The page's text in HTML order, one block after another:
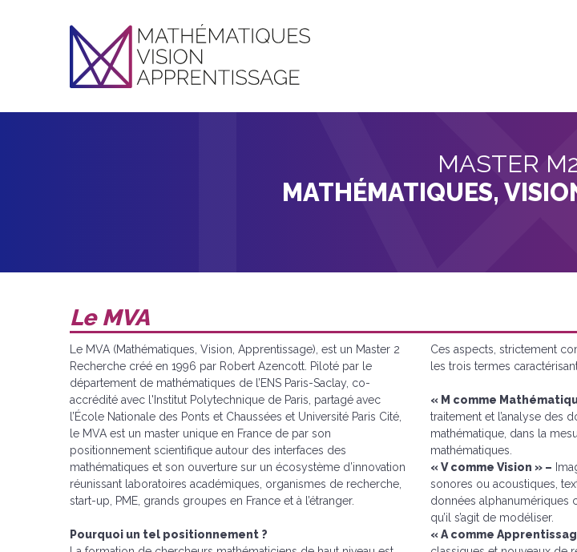
MASTER
MATHÉMATIQUES,
Le MVA
Le MVA (Mathématiques, Vision, Apprentissage), est un Master 2
Recherche créé en 1996 par Robert Azencott. Piloté par le
département de mathématiques de l’ENS Paris-Saclay, co-
accrédité avec l'Institut Polytechnique de Paris, partagé avec
l’École Nationale des Ponts et Chaussées et Université Paris Cité,
le MVA est un master unique en France de par son
positionnement scientifique autour des interfaces des
mathématiques et son ouverture sur un écosystème d’innovation
réunissant laboratoires académiques, organismes de recherche,
start-up, PME, grands groupes en France et à l’étranger.
Pourquoi un tel positionnement ?
Ces aspects, strictement
les trois termes
« M comme
traitement et l’analyse des
mathématique, dans la
mathématiques.
« V comme Vision » –
sonores ou acoustiques,
données alphanumériques
qu’il s’agit de modéliser.
« A comme